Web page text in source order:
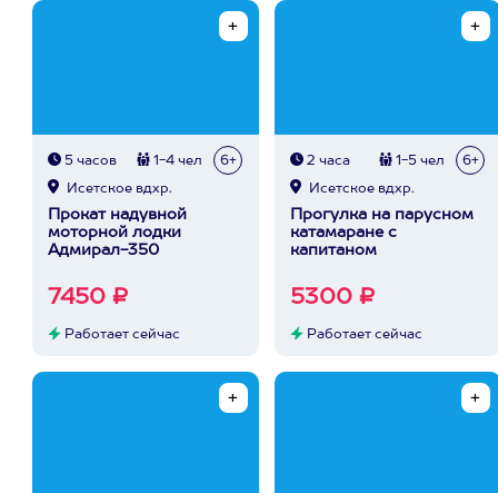
5 часов 1-4 чел 6+
Исетское вдхр.
Прокат надувной
моторной лодки
Адмирал-350
7450 ₽
Работает сейчас
2 часа 1-5 чел 6+
Исетское вдхр.
Прогулка на парусном
катамаране с
капитаном
5300 ₽
Работает сейчас